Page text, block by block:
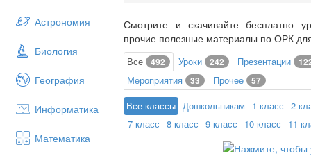
Астрономия
Биология
География
Информатика
Математика
Смотрите и скачивайте бесплатно
прочие полезные материалы по ОРК
Все 492 Уроки 242 Презентации
Мероприятия 33 Прочее 57
Все классы Дошкольникам 1 класс 2
7 класс 8 класс 9 класс 10 класс 11